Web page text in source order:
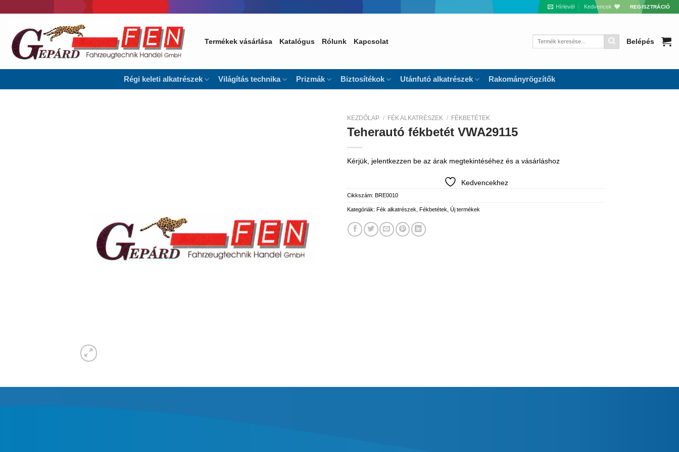
to
Hírlevél Kedvencek REGISZTRÁCIÓ
Termékek vásárlása Katalógus Rólunk Kapcsolat
Keresés
Belépés
Régi keleti alkatrészek Világítás technika Prizmák Biztosítékok Utánfutó alkatrészek Rakományrögzítők
KEZDŐLAP / FÉK ALKATRÉSZEK / FÉKBETÉTEK
Teherautó fékbetét VWA29115
Kérjük, jelentkezzen be az árak megtekintéséhez és a vásárláshoz
Kedvencekhez
Cikkszám: BRE0010
Kategóriák: Fék alkatrészek Fékbetétek Új termékek